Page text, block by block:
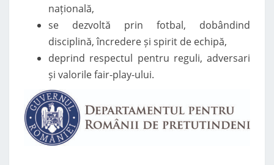
națională,
se dezvoltă prin fotbal, dobândind
disciplină, încredere și spirit de echipă,
deprind respectul pentru reguli, adversari
și valorile fair-play-ului.